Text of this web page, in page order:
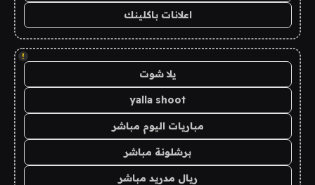
اعلانات باكلينك
!
يلا شوت
yalla shoot
مباريات اليوم مباشر
برشلونة مباشر
ريال مدريد مباشر